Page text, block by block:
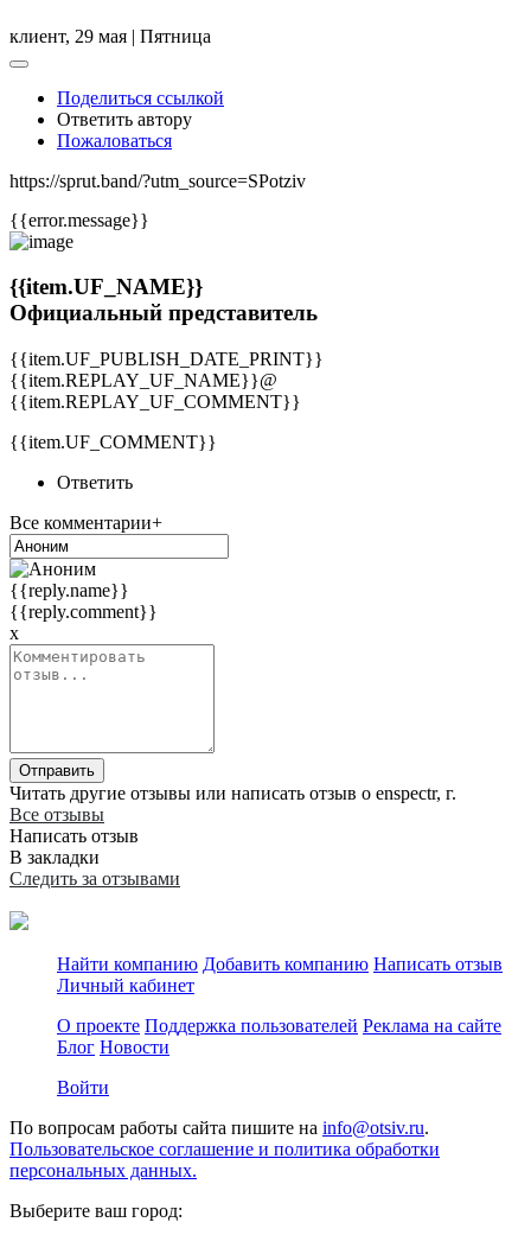
клиент, 29 мая | Пятница
Поделиться ссылкой
Ответить автору
Пожаловаться
https://sprut.band/?utm_source=SPotziv
{{error.message}}
{{item.UF_NAME}}
Официальный представитель
{{item.UF_PUBLISH_DATE_PRINT}}
{{item.REPLAY_UF_NAME}}@
{{item.REPLAY_UF_COMMENT}}
{{item.UF_COMMENT}}
Ответить
Все комментарии+
{{reply.name}}
{{reply.comment}}
x
Отправить
Читать другие отзывы или написать отзыв о enspectr, г.
Все отзывы
Написать отзыв
В закладки
Следить за отзывами
Найти компанию Добавить компанию Написать отзыв
Личный кабинет
О проекте Поддержка пользователей Реклама на сайте
Блог Новости
Войти
По вопросам работы сайта пишите на info@otsiv.ru.
Пользовательское соглашение и политика обработки
персональных данных.
Выберите ваш город: